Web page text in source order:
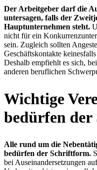
Der Arbeitgeber darf die
untersagen, falls der
Hauptunternehmen steht.
nicht für ein
sein. Zugleich sollten
Geschäftskontakte
Deshalb empfiehlt es sich,
anderen beruflichen
Wichtige
bedürfen
Alle rund um die
bedürfen der Schriftform.
bei Auseinandersetzungen